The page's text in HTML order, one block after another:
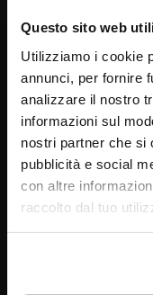
Questo sito web
Utilizziamo i cookie
annunci, per fornire
analizzare il nostro
informazioni sul
nostri partner che si
pubblicità e social
con altre
raccolto dal tuo